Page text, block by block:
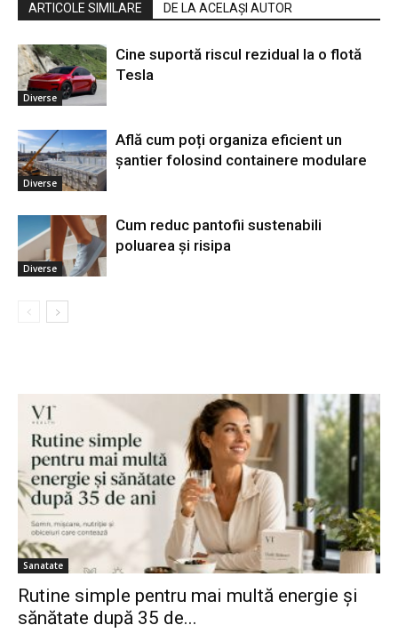
ARTICOLE SIMILARE DE LA ACELAȘI AUTOR
Diverse
Cine suportă riscul rezidual la o flotă
Tesla
Diverse
Află cum poți organiza eficient un
șantier folosind containere modulare
Diverse
Cum reduc pantofii sustenabili
poluarea și risipa
Sanatate
Rutine simple pentru mai multă energie și
sănătate după 35 de...